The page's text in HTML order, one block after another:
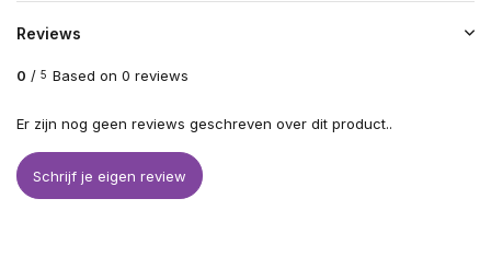
Reviews
0 / 5 Based on 0 reviews
Er zijn nog geen reviews geschreven over dit product..
Schrijf je eigen review